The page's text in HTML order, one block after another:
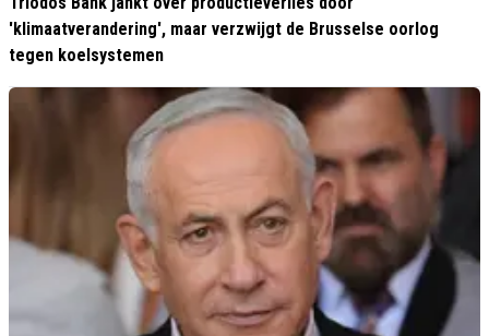
'klimaatverandering', maar verzwijgt de Brusselse oorlog
tegen koelsystemen